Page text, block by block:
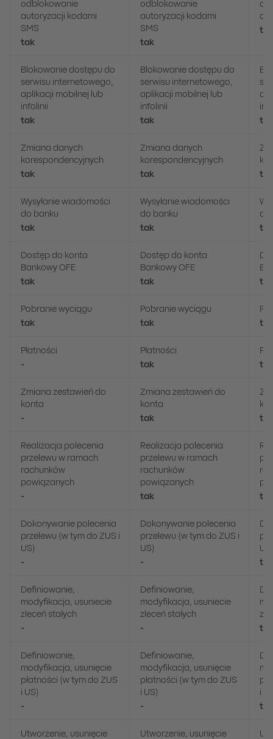
odblokowanie
autoryzacji kodami
SMS
tak
odblokowanie
autoryzacji kodami
SMS
tak
tak
Blokowanie dostępu do
serwisu internetowego,
aplikacji mobilnej lub
infolinii
tak
Blokowanie dostępu do
serwisu internetowego,
aplikacji mobilnej lub
infolinii
tak
tak
Zmiana danych
korespondencyjnych
tak
Zmiana danych
korespondencyjnych
tak
tak
Wysyłanie wiadomości
do banku
tak
Wysyłanie wiadomości
do banku
tak
do
tak
Dostęp do konta
Bankowy OFE
tak
Dostęp do konta
Bankowy OFE
tak
tak
Pobranie wyciągu
tak
Pobranie wyciągu
tak
tak
Płatności
-
Płatności
tak
tak
Zmiana zestawień do
konta
-
Zmiana zestawień do
konta
tak
tak
Realizacja polecenia
przelewu w ramach
rachunków
powiązanych
-
Realizacja polecenia
przelewu w ramach
rachunków
powiązanych
tak
tak
Dokonywanie polecenia
przelewu (w tym do ZUS i
US)
-
Dokonywanie polecenia
przelewu (w tym do ZUS i
US)
-
tak
Definiowanie,
modyfikacja, usuniecie
zleceń stałych
-
Definiowanie,
modyfikacja, usuniecie
zleceń stałych
-
tak
Definiowanie,
modyfikacja, usunięcie
płatności (w tym do ZUS
i US)
-
Definiowanie,
modyfikacja, usunięcie
płatności (w tym do ZUS
i US)
-
i
tak
Utworzenie, usunięcie Utworzenie, usunięcie